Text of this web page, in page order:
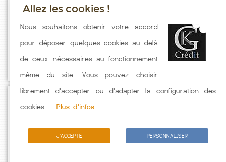
Taux emprunt actualisés (Dizy Le Gros) toutes les semaines. Taux
Immobilier pratiqués par nos partenaires bancaires. Meilleur Taux
hors assurance. Taux crédit immobilier indicatif fonction des
caractéristiques de l'emprunteur.
Allez les cookies !
Nous souhaitons obtenir votre accord
pour déposer quelques cookies au delà
de ceux nécessaires au fonctionnement
même du site. Vous pouvez choisir
librement d'accepter ou d'adapter la configuration des
cookies.
Plus d'infos
J'ACCEPTE PERSONNALISER